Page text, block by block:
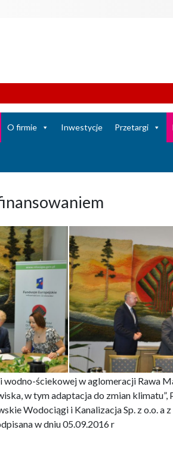
Apel o
O firmie Inwestycje Przetargi
ściekowej w aglomeracji Rawa
w tym adaptacja do zmian
Wodociągi i Kanalizacja Sp. z o.o.
w dniu 05.09.2016 r